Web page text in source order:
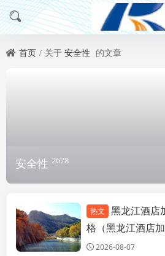
首页 关于 安全性 的文章
安全性 2678
全国钢结构厂
热文
黑龙江酒店
格（黑龙江酒店
格表）
2026-08-07